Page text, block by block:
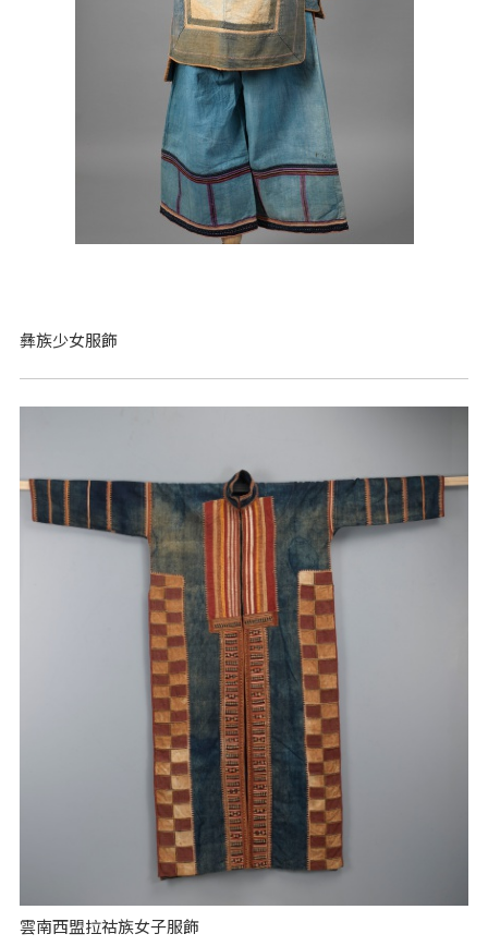
彝族少女服飾
雲南西盟拉祜族女子服飾